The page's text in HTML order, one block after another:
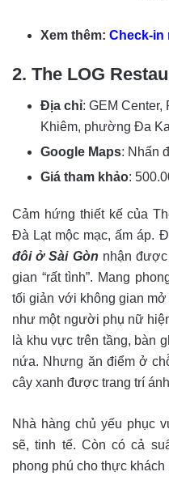
Xem thêm: Check-in
2. The LOG
Địa chỉ: GEM Center,
Khiêm, phường Đa
Google Maps: Nhấn
Giá tham khảo:
Cảm hứng thiết kế của
Đà Lạt mộc mạc, ấm áp.
đôi ở Sài Gòn nhận
gian “rất tình”. Mang
tối giản với không gian
như một người phụ nữ
là khu vực trên tầng, bàn
nứa. Nhưng ăn điểm ở
cây xanh được trang trí
Nhà hàng chủ yếu phục
sẽ, tinh tế. Còn có cả
phong phú cho thực